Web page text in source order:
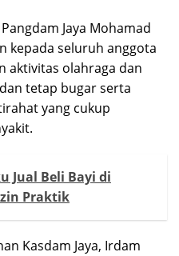
Jaya Mohamad
kepada seluruh anggota
aktivitas olahraga dan
tetap bugar serta
yang cukup
Jual Beli Bayi di
Praktik
Kasdam Jaya, Irdam